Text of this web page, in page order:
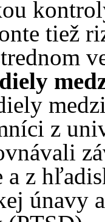
tiež
z
z
únavy